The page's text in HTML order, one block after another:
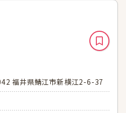
福井県鯖江市新横江2-6-37